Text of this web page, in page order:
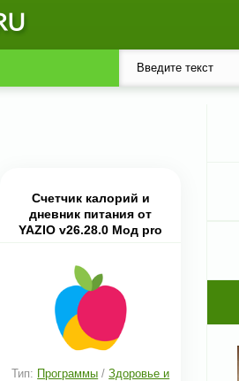
Счетчик калорий и
дневник питания от
YAZIO v26.28.0 Мод pro
Тип: Программы /Здоровье и